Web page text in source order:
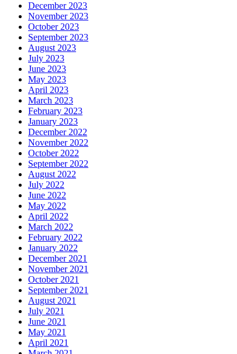
December 2023
November 2023
October 2023
September 2023
August 2023
July 2023
June 2023
May 2023
April 2023
March 2023
February 2023
January 2023
December 2022
November 2022
October 2022
September 2022
August 2022
July 2022
June 2022
May 2022
April 2022
March 2022
February 2022
January 2022
December 2021
November 2021
October 2021
September 2021
August 2021
July 2021
June 2021
May 2021
April 2021